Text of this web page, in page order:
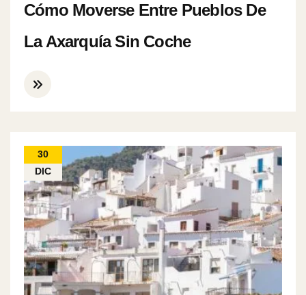
Cómo Moverse Entre Pueblos De
La Axarquía Sin Coche
30
DIC